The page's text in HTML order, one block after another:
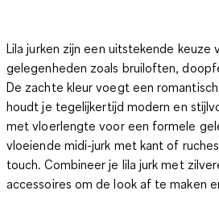
Lila jurken zijn een uitstekende keuze
gelegenheden zoals bruiloften,
De zachte kleur voegt een
houdt je tegelijkertijd modern en
met vloerlengte voor een formele
vloeiende midi-jurk met kant of
touch. Combineer je lila jurk met
accessoires om de look af te maken